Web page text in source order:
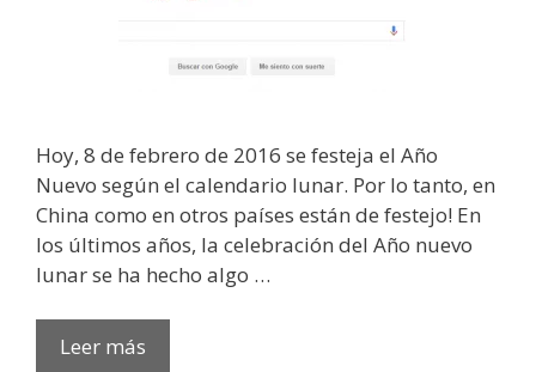
Hoy, 8 de febrero de 2016 se festeja el Año
Nuevo según el calendario lunar. Por lo tanto, en
China como en otros países están de festejo! En
los últimos años, la celebración del Año nuevo
lunar se ha hecho algo …
Leer más